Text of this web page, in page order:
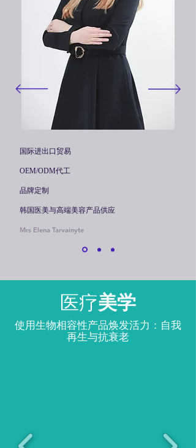
国际进出口贸易
OEM/ODM代工
品牌定制
韩国医美与高端美容产品供应
Mrs Elena Tarvainyte
医疗美学
使用生物相容性产品焕发活力：自我
再生与抗衰老